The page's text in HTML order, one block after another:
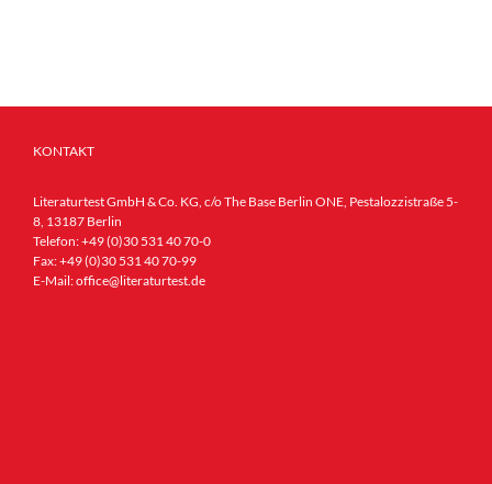
KONTAKT
Literaturtest GmbH & Co. KG, c/o The Base Berlin ONE, Pestalozzistraße 5-
8, 13187 Berlin
Telefon:+49 (0)30 531 40 70-0
Fax:+49 (0)30 531 40 70-99
E-Mail:office@literaturtest.de